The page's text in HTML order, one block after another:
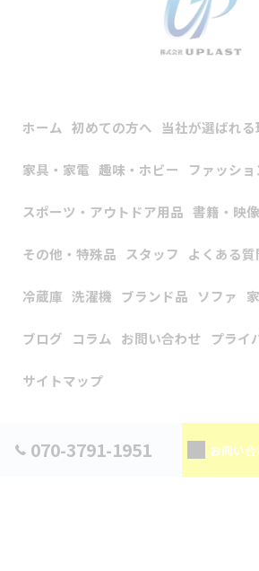
070-3791-1951 お問い
ホーム 初めての方へ 当社が選ばれる
家具・家電 趣味・ホビー ファッシ
スポーツ・アウトドア用品 書籍・映
その他・特殊品 スタッフ よくある質
冷蔵庫 洗濯機 ブランド品 ソファ
ブログ コラム お問い合わせ プライ
サイトマップ
© 2026 神奈川県横浜の出張買取なら出張買取ア
RESERVED.